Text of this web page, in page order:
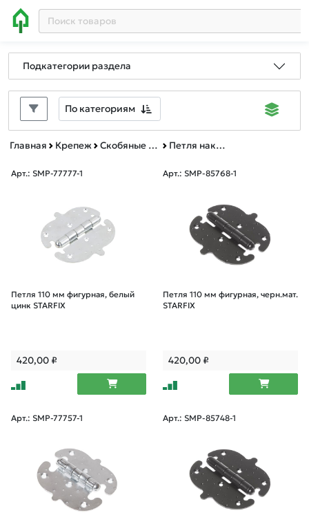
Подкатегории раздела
По категориям
Главная Крепеж Скобяные изделия Петля накладная фигурная
Арт.: SMP-77777-1
Петля 110 мм фигурная, белый
цинк STARFIX
420,00₽
Арт.: SMP-85768-1
Петля 110 мм фигурная, черн.мат.
STARFIX
420,00₽
Арт.: SMP-77757-1 Арт.: SMP-85748-1